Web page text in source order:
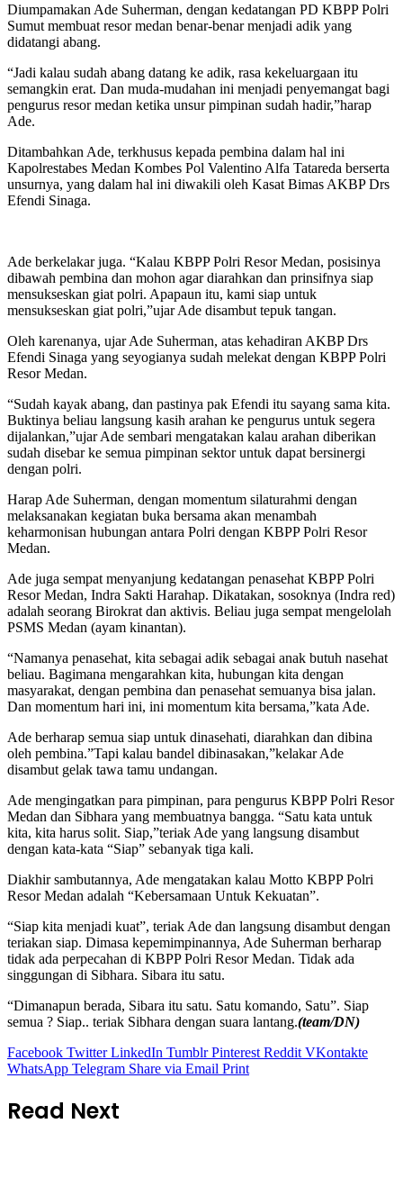
Diumpamakan Ade Suherman, dengan kedatangan PD KBPP Polri
Sumut membuat resor medan benar-benar menjadi adik yang
didatangi abang.
“Jadi kalau sudah abang datang ke adik, rasa kekeluargaan itu
semangkin erat. Dan muda-mudahan ini menjadi penyemangat bagi
pengurus resor medan ketika unsur pimpinan sudah hadir,”harap
Ade.
Ditambahkan Ade, terkhusus kepada pembina dalam hal ini
Kapolrestabes Medan Kombes Pol Valentino Alfa Tatareda berserta
unsurnya, yang dalam hal ini diwakili oleh Kasat Bimas AKBP Drs
Efendi Sinaga.
Ade berkelakar juga. “Kalau KBPP Polri Resor Medan, posisinya
dibawah pembina dan mohon agar diarahkan dan prinsifnya siap
mensukseskan giat polri. Apapaun itu, kami siap untuk
mensukseskan giat polri,”ujar Ade disambut tepuk tangan.
Oleh karenanya, ujar Ade Suherman, atas kehadiran AKBP Drs
Efendi Sinaga yang seyogianya sudah melekat dengan KBPP Polri
Resor Medan.
“Sudah kayak abang, dan pastinya pak Efendi itu sayang sama kita.
Buktinya beliau langsung kasih arahan ke pengurus untuk segera
dijalankan,”ujar Ade sembari mengatakan kalau arahan diberikan
sudah disebar ke semua pimpinan sektor untuk dapat bersinergi
dengan polri.
Harap Ade Suherman, dengan momentum silaturahmi dengan
melaksanakan kegiatan buka bersama akan menambah
keharmonisan hubungan antara Polri dengan KBPP Polri Resor
Medan.
Ade juga sempat menyanjung kedatangan penasehat KBPP Polri
Resor Medan, Indra Sakti Harahap. Dikatakan, sosoknya (Indra red)
adalah seorang Birokrat dan aktivis. Beliau juga sempat mengelolah
PSMS Medan (ayam kinantan).
“Namanya penasehat, kita sebagai adik sebagai anak butuh nasehat
beliau. Bagimana mengarahkan kita, hubungan kita dengan
masyarakat, dengan pembina dan penasehat semuanya bisa jalan.
Dan momentum hari ini, ini momentum kita bersama,”kata Ade.
Ade berharap semua siap untuk dinasehati, diarahkan dan dibina
oleh pembina.”Tapi kalau bandel dibinasakan,”kelakar Ade
disambut gelak tawa tamu undangan.
Ade mengingatkan para pimpinan, para pengurus KBPP Polri Resor
Medan dan Sibhara yang membuatnya bangga. “Satu kata untuk
kita, kita harus solit. Siap,”teriak Ade yang langsung disambut
dengan kata-kata “Siap” sebanyak tiga kali.
Diakhir sambutannya, Ade mengatakan kalau Motto KBPP Polri
Resor Medan adalah “Kebersamaan Untuk Kekuatan”.
“Siap kita menjadi kuat”, teriak Ade dan langsung disambut dengan
teriakan siap. Dimasa kepemimpinannya, Ade Suherman berharap
tidak ada perpecahan di KBPP Polri Resor Medan. Tidak ada
singgungan di Sibhara. Sibara itu satu.
“Dimanapun berada, Sibara itu satu. Satu komando, Satu”. Siap
semua ? Siap.. teriak Sibhara dengan suara lantang.(team/DN)
Facebook Twitter LinkedIn Tumblr Pinterest Reddit VKontakte
WhatsApp Telegram Share via Email Print
Read Next